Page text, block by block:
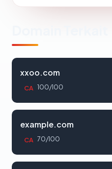
xxoo.com
CA 100/100
example.com
CA 70/100